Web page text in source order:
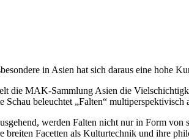
in Asien hat sich daraus eine hohe
die MAK-Sammlung Asien die
Schau beleuchtet „Falten“
werden Falten nicht nur in Form
breiten Facetten als Kulturtechnik und ihre